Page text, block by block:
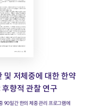
및 저체중에 대한 한약
향적 관찰 연구
90일간 한의 체중 관리 프로그램에